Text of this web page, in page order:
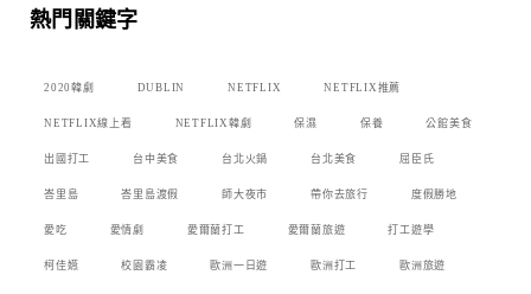
熱門關鍵字
2020韓劇 DUBLIN NETFLIX NETFLIX推薦
NETFLIX線上看 NETFLIX韓劇 保濕 保養 公館美食
出國打工 台中美食 台北火鍋 台北美食 屈臣氏
峇里島 峇里島渡假 師大夜市 帶你去旅行 度假勝地
愛吃 愛情劇 愛爾蘭打工 愛爾蘭旅遊 打工遊學
柯佳嬿 校園霸凌 歐洲一日遊 歐洲打工 歐洲旅遊